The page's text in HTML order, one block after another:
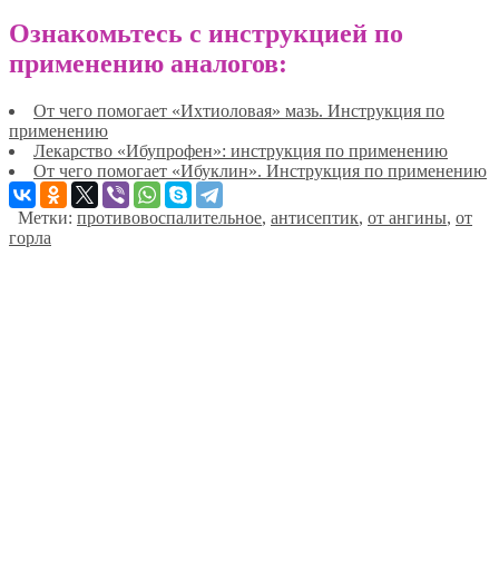
Ознакомьтесь с инструкцией по
применению аналогов:
От чего помогает «Ихтиоловая» мазь. Инструкция по
применению
Лекарство «Ибупрофен»: инструкция по применению
От чего помогает «Ибуклин». Инструкция по применению
Метки: противовоспалительное, антисептик, от ангины, от
горла